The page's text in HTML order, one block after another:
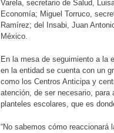
Varela, secretario de Salud,
Economía; Miguel Torruco,
Ramírez; del Insabi, Juan
México.
En la mesa de seguimiento a la
en la entidad se cuenta con un
como los Centros Anticipa y
atención, de ser necesario, para
planteles escolares, que es
“No sabemos cómo